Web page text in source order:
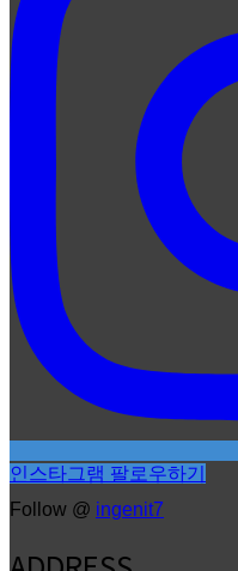
인스타그램 팔로우하기
Follow @ ingenit7